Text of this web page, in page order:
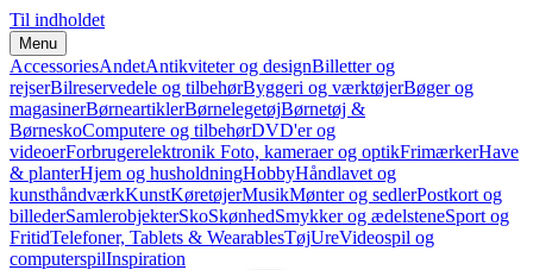
Til indholdet
Menu
AccessoriesAndetAntikviteter og designBilletter og
rejserBilreservedele og tilbehørByggeri og værktøjerBøger og
magasinerBørneartiklerBørnelegetøjBørnetøj &
BørneskoComputere og tilbehørDVD'er og
videoerForbrugerelektronik Foto, kameraer og optikFrimærkerHave
& planterHjem og husholdningHobbyHåndlavet og
kunsthåndværkKunstKøretøjerMusikMønter og sedlerPostkort og
billederSamlerobjekterSkoSkønhedSmykker og ædelsteneSport og
FritidTelefoner, Tablets & WearablesTøjUreVideospil og
computerspilInspiration